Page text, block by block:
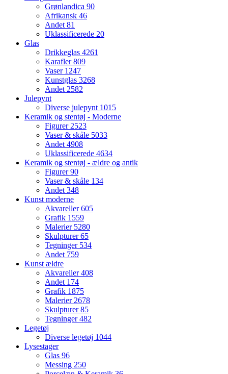
Grønlandica 90
Afrikansk 46
Andet 81
Uklassificerede 20
Glas
Drikkeglas 4261
Karafler809
Vaser 1247
Kunstglas 3268
Andet 2582
Julepynt
Diverse julepynt 1015
Keramik og stentøj - Moderne
Figurer 2523
Vaser & skåle 5033
Andet 4908
Uklassificerede 4634
Keramik og stentøj - ældre og antik
Figurer90
Vaser & skåle 134
Andet 348
Kunst moderne
Akvareller605
Grafik 1559
Malerier 5280
Skulpturer65
Tegninger 534
Andet 759
Kunst ældre
Akvareller408
Andet 174
Grafik 1875
Malerier 2678
Skulpturer85
Tegninger482
Legetøj
Diverse legetøj 1044
Lysestager
Glas 96
Messing 250